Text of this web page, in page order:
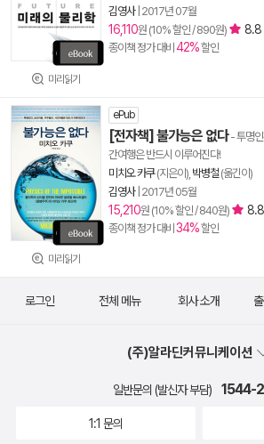
미리읽기
김영사| 2017년 07월
16,110원 (10% 할인 / 890원) 8.8
종이책 정가 대비 42%할인
미리읽기
ePub
[전자책] 불가능은 없다- 투명인
간여행은 반드시 이루어진다!
미치오 카쿠(지은이), 박병철 (옮긴이)
김영사| 2017년 05월
15,210원 (10% 할인 / 840원) 8.8
종이책 정가 대비 34%할인
로그인 전체 메뉴 회사 소개
(주)알라딘커뮤니케이션
일반문의 (발신자 부담) 1544-
1:1 문의